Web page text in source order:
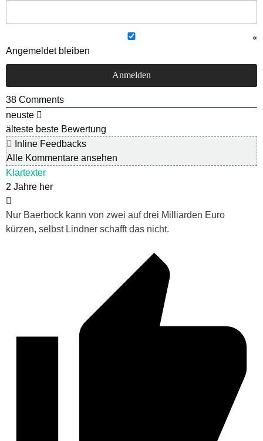
Angemeldet bleiben
38 Comments
neuste
älteste beste Bewertung
Inline Feedbacks
Alle Kommentare ansehen
Klartexter
2 Jahre her
Nur Baerbock kann von zwei auf drei Milliarden Euro
kürzen, selbst Lindner schafft das nicht.